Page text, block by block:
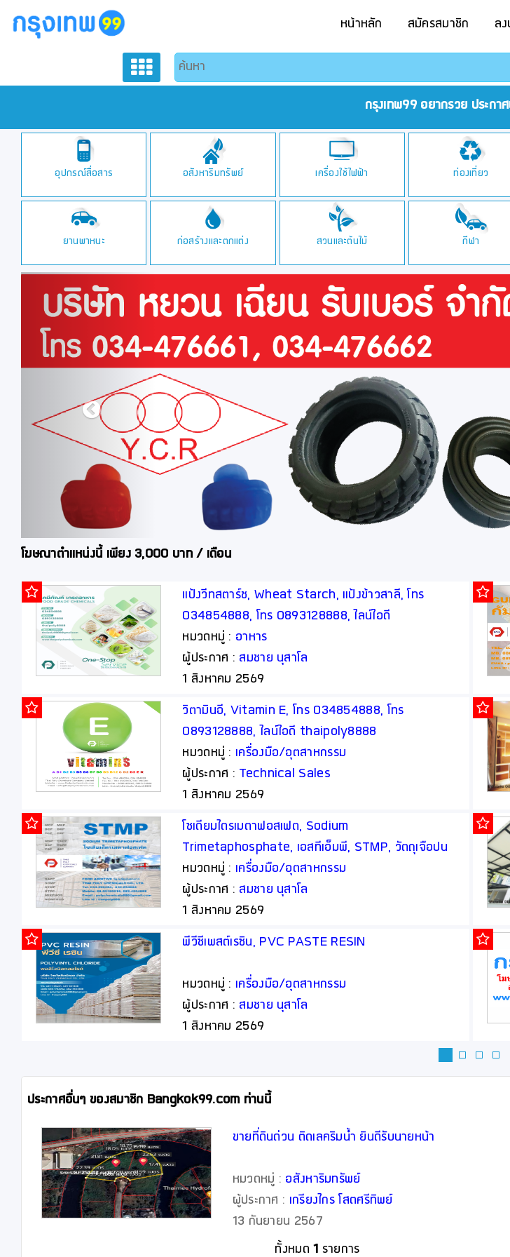
หน้าหลัก สมัครสมาชิก ล
กรุงเทพ99 อยากรวย ประก
อุปกรณ์สื่อสาร
ยานพาหนะ
อสังหาริมทรัพย์
ก่อสร้างและตกแต่ง
เครื่องใช้ไฟฟ้า
สวนและต้นไม้
ท่องเที่ยว
กีฬา
โฆษณาตำแหน่งนี้ เพียง 3,000 บาท / เดือน
แป้งวีทสตาร์ช, Wheat Starch, แป้งข้าวสาลี, โทร
034854888, โทร 0893128888, ไลน์ไอดี
thaipoly8888
หมวดหมู่ : อาหาร
ผู้ประกาศ : สมชาย นุสาโล
1 สิงหาคม 2569
วิตามินอี, Vitamin E, โทร 034854888, โทร
0893128888, ไลน์ไอดี thaipoly8888
หมวดหมู่ : เครื่องมือ/อุตสาหกรรม
ผู้ประกาศ : Technical Sales
1 สิงหาคม 2569
โซเดียมไตรเมตาฟอสเฟต, Sodium
Trimetaphosphate, เอสทีเอ็มพี, STMP, วัตถุเจือปน
อาหาร, Food Additive
หมวดหมู่ : เครื่องมือ/อุตสาหกรรม
ผู้ประกาศ : สมชาย นุสาโล
1 สิงหาคม 2569
พีวีซีเพสต์เรซิน, PVC PASTE RESIN
หมวดหมู่ : เครื่องมือ/อุตสาหกรรม
ผู้ประกาศ : สมชาย นุสาโล
1 สิงหาคม 2569
ประกาศอื่นๆ ของสมาชิก Bangkok99.com ท่านนี้
ขายที่ดินด่วน ติดเลคริมน้ำ ยินดีรับนายหน้า
หมวดหมู่ : อสังหาริมทรัพย์
ผู้ประกาศ : เกรียงไกร โสตศรีทิพย์
13 กันยายน 2567
ทั้งหมด1 รายการ